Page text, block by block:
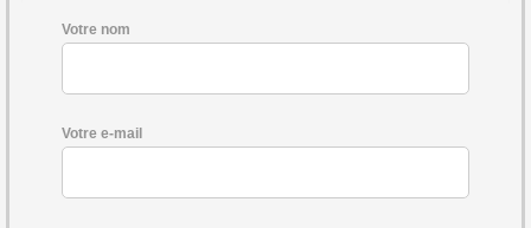
Votre nom
Votre e-mail